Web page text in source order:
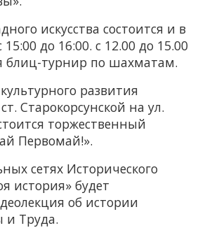
искусства состоится и в
до 16:00. с 12.00 до 15.00
блиц-турнир по шахматам.
развития
Старокорсунской на ул.
торжественный
Первомай!».
сетях Исторического
история» будет
об истории
и Труда.